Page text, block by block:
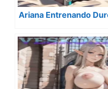
Ariana Entrenando